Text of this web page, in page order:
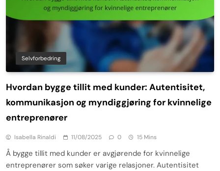
Selvforbedring
Hvordan bygge tillit med kunder: Autentisitet,
kommunikasjon og myndiggjøring for kvinnelige
entreprenører
Isabella Rinaldi 11/08/2025 0 15 Mins
Å bygge tillit med kunder er avgjørende for kvinnelige
entreprenører som søker varige relasjoner. Autentisitet